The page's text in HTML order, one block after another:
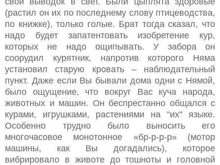
(растил он их по последнему слову птицеводства,
по книжке), только голые. Брат тогда сказал, что
надо будет запатентовать изобретение кур,
которых не надо ощипывать. У забора он
соорудил курятник, напротив которого Няма
установил старую кровать – наблюдательный
пункт. Даже если Вы бывали дома одни с Нямой,
было ощущение, что вокруг Вас куча народа,
животных и машин. Он беспрестанно общался с
курами, игрушками, растениями на "их" языке.
Особенно трудно было выносить его
многочасовое монотонное «бр-р-р-р» (мотор
машины, как Вы догадались), которое
вибрировало в животе до тошноты и головной